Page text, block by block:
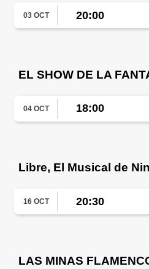
03 OCT 20:00
EL SHOW DE LA
04 OCT 18:00
Libre, El Musical de
16 OCT 20:30
LAS MINAS